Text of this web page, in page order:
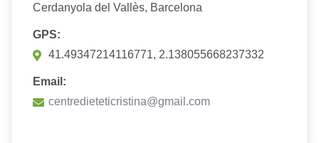
Cerdanyola del Vallès, Barcelona
GPS:
41.49347214116771, 2.138055668237332
Email:
centredieteticristina@gmail.com